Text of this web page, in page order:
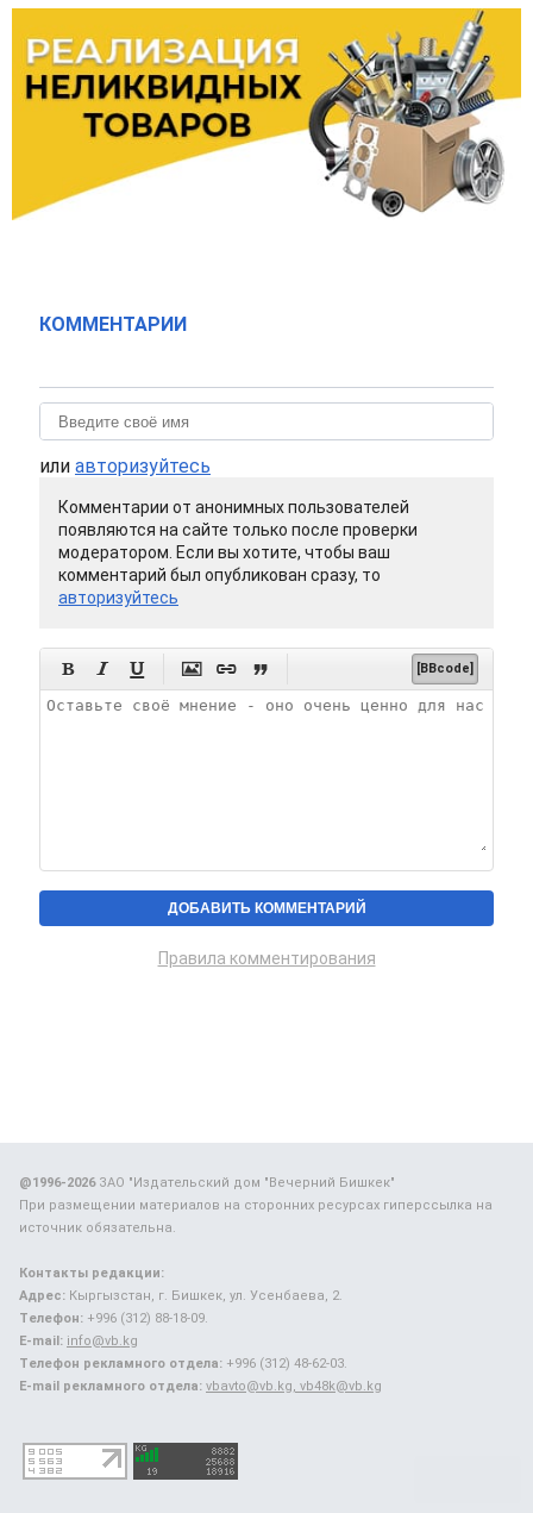
КОММЕНТАРИИ
или авторизуйтесь
Комментарии от анонимных пользователей
появляются на сайте только после проверки
модератором. Если вы хотите, чтобы ваш
комментарий был опубликован сразу, то
авторизуйтесь
      [BBcode]
Правила комментирования
@1996-2026ЗАО "Издательский дом "Вечерний Бишкек"
При размещении материалов на сторонних ресурсах гиперссылка на
источник обязательна.
Контакты редакции:
Адрес: Кыргызстан, г. Бишкек, ул. Усенбаева, 2.
Телефон: +996 (312) 88-18-09.
E-mail: info@vb.kg
Телефон рекламного отдела: +996 (312) 48-62-03.
E-mail рекламного отдела: vbavto@vb.kg, vb48k@vb.kg